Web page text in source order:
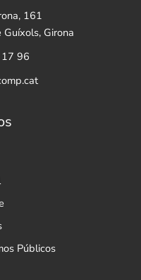
161
Girona
96
Públicos